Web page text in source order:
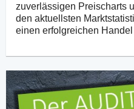
zuverlässigen Preischarts
den aktuellsten
einen erfolgreichen